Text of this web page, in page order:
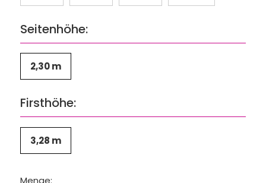
Seitenhöhe:
2,30 m
Firsthöhe:
3,28 m
Menge: